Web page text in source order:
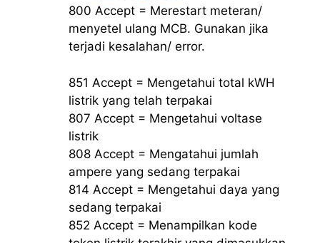
800 Accept = Merestart meteran/
menyetel ulang MCB. Gunakan jika
terjadi kesalahan/ error.
851 Accept = Mengetahui total kWH
listrik yang telah terpakai
807 Accept = Mengetahui voltase
listrik
808 Accept = Mengatahui jumlah
ampere yang sedang terpakai
814 Accept = Mengetahui daya yang
sedang terpakai
852 Accept = Menampilkan kode